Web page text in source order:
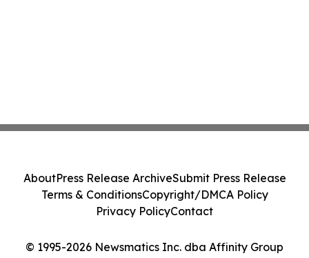
© 1995-2026 Newsmatics Inc. dba Affinity Group
AboutPress Release ArchiveSubmit Press Release
Terms & ConditionsCopyright/DMCA Policy
Privacy PolicyContact